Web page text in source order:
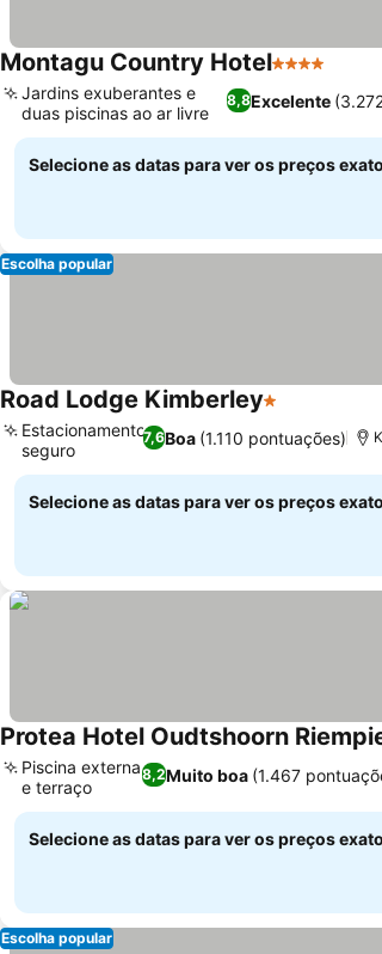
Montagu Country Hotel4 Estrelas
8,8Excelente
Jardins exuberantes e
duas piscinas ao ar livre
Selecione as datas para ver os preços
Escolha popular
Road Lodge Kimberley1 Estrelas
7,6Boa (1.110 pontuações)
Estacionamento
seguro
Selecione as datas para ver os preços
Protea Hotel Oudtshoorn
8,2Muito boa (1.467
Piscina externa
e terraço
Selecione as datas para ver os preços
Escolha popular